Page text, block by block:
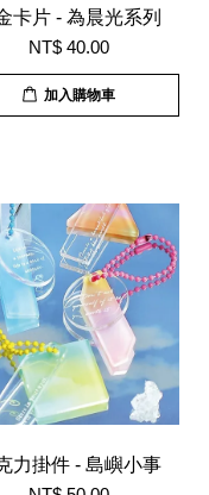
卡片 - 為晨光系列
NT$ 40.00
加入購物車
力掛件 - 島嶼小事